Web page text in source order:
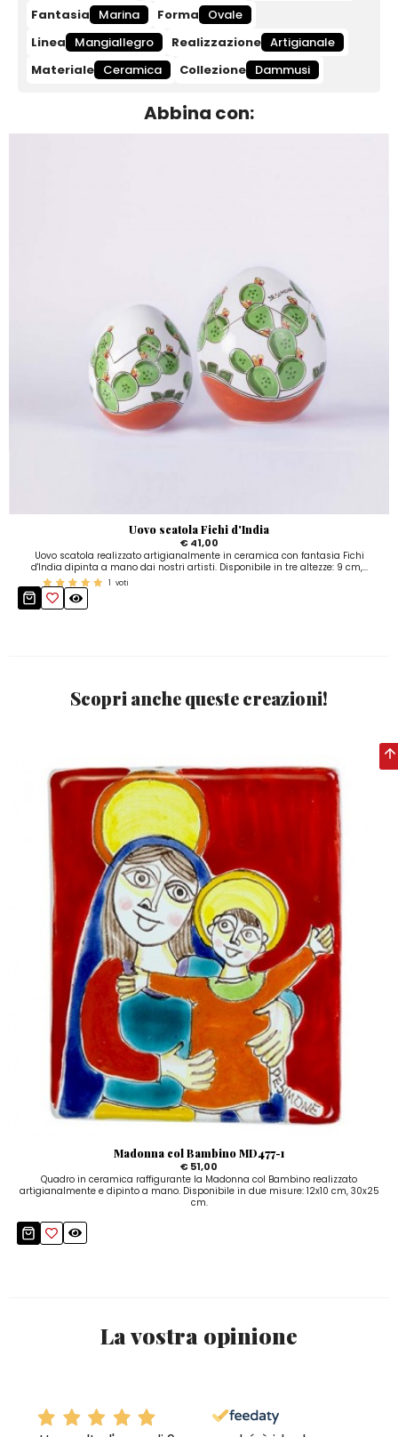
Fantasia
Marina Forma
Ovale
Linea
Mangiallegro Realizzazione Artigianale
Materiale Ceramica Collezione Dammusi
Abbina con:
Uovo scatola Fichi d'India
€ 41,00
Uovo scatola realizzato artigianalmente in ceramica con fantasia Fichi
d'India dipinta a mano dai nostri artisti. Disponibile in tre altezze: 9 cm,...
1 voti
Scopri anche queste creazioni!
Madonna col Bambino MD477-1
€ 51,00
Quadro in ceramica raffigurante la Madonna col Bambino realizzato
artigianalmente e dipinto a mano. Disponibile in due misure: 12x10 cm, 30x25
cm.
La vostra opinione